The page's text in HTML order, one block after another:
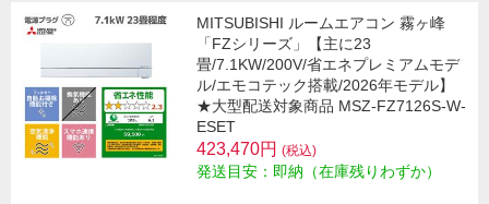
MITSUBISHI ルームエアコン 霧ヶ峰
「FZシリーズ」【主に23
畳/7.1KW/200V/省エネプレミアムモデ
ル/エモコテック搭載/2026年モデル】
★大型配送対象商品 MSZ-FZ7126S-W-
ESET
423,470円 (税込)
発送目安：即納（在庫残りわずか）